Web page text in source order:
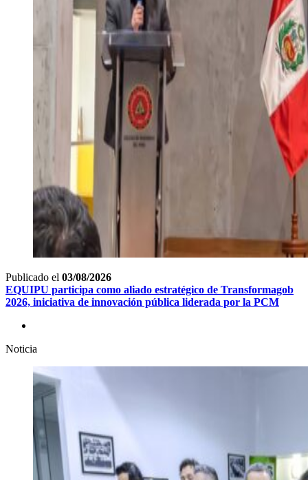
Publicado el 03/08/2026
EQUIPU participa como aliado estratégico de Transformagob
2026, iniciativa de innovación pública liderada por la PCM
Noticia